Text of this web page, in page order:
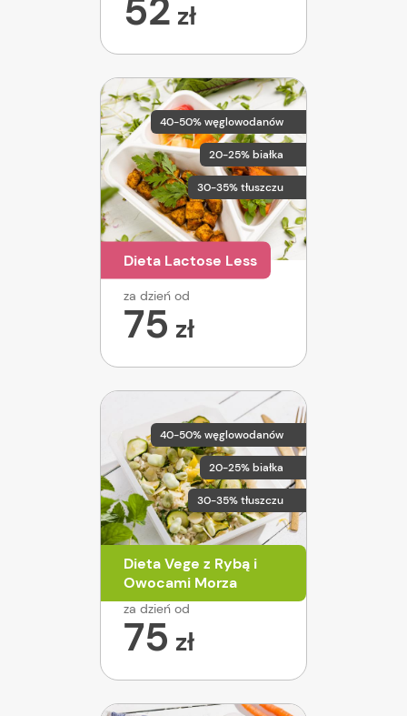
52 zł
40-50% węglowodanów
20-25% białka
30-35% tłuszczu
Dieta Lactose Less
za dzień od
75 zł
40-50% węglowodanów
20-25% białka
30-35% tłuszczu
Dieta Vege z Rybą i
Owocami Morza
za dzień od
75 zł